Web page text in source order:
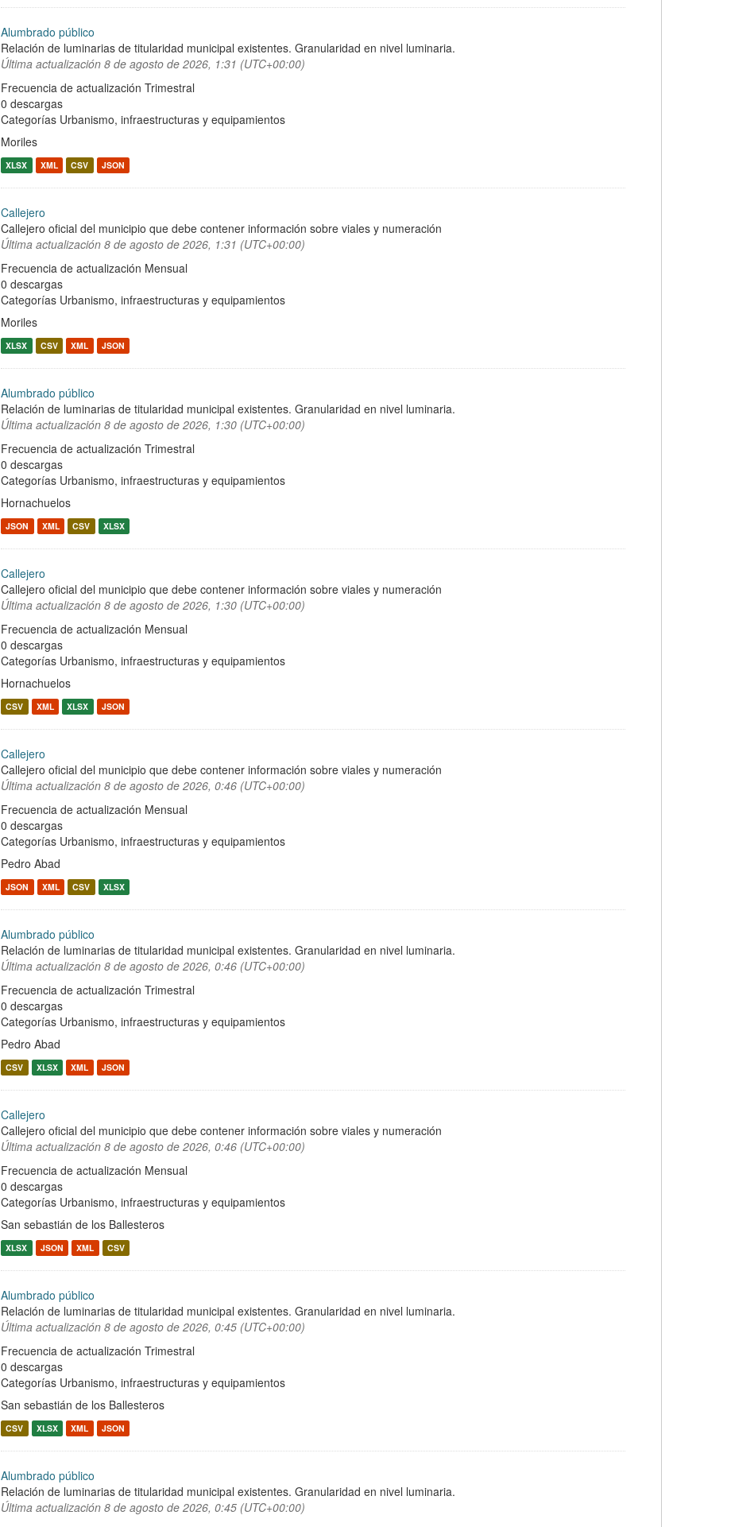
Alumbrado público
Relación de luminarias de titularidad municipal existentes. Granularidad en nivel luminaria.
Última actualización 8 de agosto de 2026, 1:31 (UTC+00:00)
Frecuencia de actualización Trimestral
0 descargas
Categorías Urbanismo, infraestructuras y equipamientos
Moriles
XLSX XML CSV JSON
Callejero
Callejero oficial del municipio que debe contener información sobre viales y numeración
Última actualización 8 de agosto de 2026, 1:31 (UTC+00:00)
Frecuencia de actualización Mensual
0 descargas
Categorías Urbanismo, infraestructuras y equipamientos
Moriles
XLSX CSV XML JSON
Alumbrado público
Relación de luminarias de titularidad municipal existentes. Granularidad en nivel luminaria.
Última actualización 8 de agosto de 2026, 1:30 (UTC+00:00)
Frecuencia de actualización Trimestral
0 descargas
Categorías Urbanismo, infraestructuras y equipamientos
Hornachuelos
JSON XML CSV XLSX
Callejero
Callejero oficial del municipio que debe contener información sobre viales y numeración
Última actualización 8 de agosto de 2026, 1:30 (UTC+00:00)
Frecuencia de actualización Mensual
0 descargas
Categorías Urbanismo, infraestructuras y equipamientos
Hornachuelos
CSV XML XLSX JSON
Callejero
Callejero oficial del municipio que debe contener información sobre viales y numeración
Última actualización 8 de agosto de 2026, 0:46 (UTC+00:00)
Frecuencia de actualización Mensual
0 descargas
Categorías Urbanismo, infraestructuras y equipamientos
Pedro Abad
JSON XML CSV XLSX
Alumbrado público
Relación de luminarias de titularidad municipal existentes. Granularidad en nivel luminaria.
Última actualización 8 de agosto de 2026, 0:46 (UTC+00:00)
Frecuencia de actualización Trimestral
0 descargas
Categorías Urbanismo, infraestructuras y equipamientos
Pedro Abad
CSV XLSX XML JSON
Callejero
Callejero oficial del municipio que debe contener información sobre viales y numeración
Última actualización 8 de agosto de 2026, 0:46 (UTC+00:00)
Frecuencia de actualización Mensual
0 descargas
Categorías Urbanismo, infraestructuras y equipamientos
San sebastián de los Ballesteros
XLSX JSON XML CSV
Alumbrado público
Relación de luminarias de titularidad municipal existentes. Granularidad en nivel luminaria.
Última actualización 8 de agosto de 2026, 0:45 (UTC+00:00)
Frecuencia de actualización Trimestral
0 descargas
Categorías Urbanismo, infraestructuras y equipamientos
San sebastián de los Ballesteros
CSV XLSX XML JSON
Alumbrado público
Relación de luminarias de titularidad municipal existentes. Granularidad en nivel luminaria.
Última actualización 8 de agosto de 2026, 0:45 (UTC+00:00)